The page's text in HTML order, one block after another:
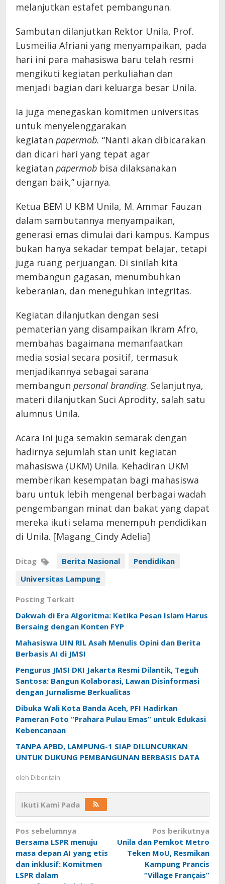
melanjutkan estafet pembangunan.
Sambutan dilanjutkan Rektor Unila, Prof.
Lusmeilia Afriani yang menyampaikan, pada
hari ini para mahasiswa baru telah resmi
mengikuti kegiatan perkuliahan dan
menjadi bagian dari keluarga besar Unila.
Ia juga menegaskan komitmen universitas
untuk menyelenggarakan
kegiatan papermob. “Nanti akan dibicarakan
dan dicari hari yang tepat agar
kegiatan papermob bisa dilaksanakan
dengan baik,” ujarnya.
Ketua BEM U KBM Unila, M. Ammar Fauzan
dalam sambutannya menyampaikan,
generasi emas dimulai dari kampus. Kampus
bukan hanya sekadar tempat belajar, tetapi
juga ruang perjuangan. Di sinilah kita
membangun gagasan, menumbuhkan
keberanian, dan meneguhkan integritas.
Kegiatan dilanjutkan dengan sesi
pematerian yang disampaikan Ikram Afro,
membahas bagaimana memanfaatkan
media sosial secara positif, termasuk
menjadikannya sebagai sarana
membangun personal branding. Selanjutnya,
materi dilanjutkan Suci Aprodity, salah satu
alumnus Unila.
Acara ini juga semakin semarak dengan
hadirnya sejumlah stan unit kegiatan
mahasiswa (UKM) Unila. Kehadiran UKM
memberikan kesempatan bagi mahasiswa
baru untuk lebih mengenal berbagai wadah
pengembangan minat dan bakat yang dapat
mereka ikuti selama menempuh pendidikan
di Unila. [Magang_Cindy Adelia]
Ditag Berita Nasional
Pendidikan
Universitas Lampung
Posting Terkait
Dakwah di Era Algoritma: Ketika Pesan Islam Harus
Bersaing dengan Konten FYP
Mahasiswa UIN RIL Asah Menulis Opini dan Berita
Berbasis AI di JMSI
Pengurus JMSI DKI Jakarta Resmi Dilantik, Teguh
Santosa: Bangun Kolaborasi, Lawan Disinformasi
dengan Jurnalisme Berkualitas
Dibuka Wali Kota Banda Aceh, PFI Hadirkan
Pameran Foto “Prahara Pulau Emas” untuk Edukasi
Kebencanaan
TANPA APBD, LAMPUNG-1 SIAP DILUNCURKAN
UNTUK DUKUNG PEMBANGUNAN BERBASIS DATA
oleh Diberitain
Ikuti Kami Pada
Navigasi
pos
Pos sebelumnya
Bersama LSPR menuju
masa depan AI yang etis
dan inklusif: Komitmen
LSPR dalam
Pos berikutnya
Unila dan Pemkot Metro
Teken MoU, Resmikan
Kampung Prancis
“Village Français”